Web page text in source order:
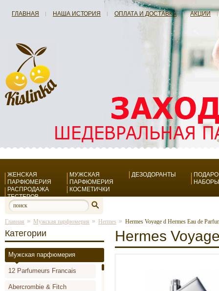
ГЛАВНАЯ НАША ИСТОРИЯ ОПЛАТА И ДОСТАВКА АКЦИИ
ЖЕНСКАЯ
ПАРФЮМЕРИЯ
МУЖСКАЯ
ПАРФЮМЕРИЯ
ДЕЗОДОРАНТЫ
НАБОРЫ
РАСПРОДАЖА
ТЕСТЕРОВ
КОСМЕТИЧКИ
Главная » Мужская парфюмерия » Hermes » Hermes Voyage d Hermes Eau de
Категории
Мужская парфюмерия
12 Parfumeurs Francais
Abercrombie & Fitch
Hermes